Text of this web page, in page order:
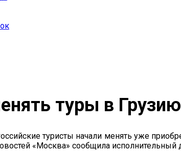
туры в
туристы начали менять уже
«Москва» сообщила